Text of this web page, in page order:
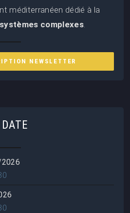
méditerranéen dédié à la
complexes.
NEWSLETTER